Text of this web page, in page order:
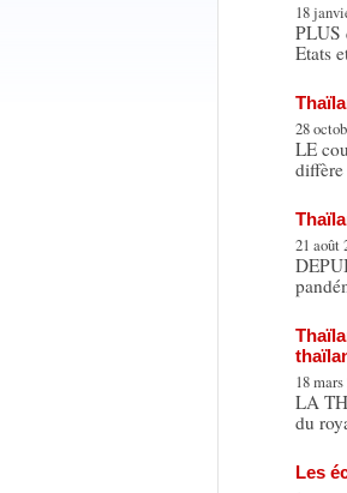
18
PLUS
Etats
28
LE
21 août
18
LA
du
Les